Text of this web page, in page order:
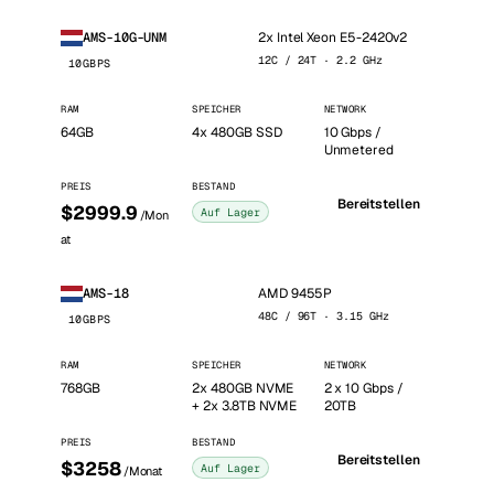
AMS-10G-UNM
10GBPS
2x Intel Xeon E5-2420v2
12C / 24T · 2.2 GHz
RAM
64GB
SPEICHER
4x 480GB SSD
NETWORK
10 Gbps /
Unmetered
PREIS
$2999.9 /Mon
at
BESTAND
Auf Lager Bereitstellen
AMS-18
10GBPS
AMD 9455P
48C / 96T · 3.15 GHz
RAM
768GB
SPEICHER
2x 480GB NVME
+ 2x 3.8TB NVME
NETWORK
2 x 10 Gbps /
20TB
PREIS
$3258 /Monat
BESTAND
Auf Lager Bereitstellen